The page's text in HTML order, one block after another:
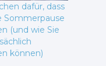
dafür, dass
Sommerpause
(und wie Sie
können)